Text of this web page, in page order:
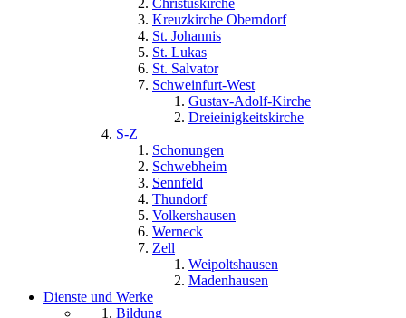
Christuskirche
Kreuzkirche Oberndorf
St. Johannis
St. Lukas
St. Salvator
Schweinfurt-West
Gustav-Adolf-Kirche
Dreieinigkeitskirche
S-Z
Schonungen
Schwebheim
Sennfeld
Thundorf
Volkershausen
Werneck
Zell
Weipoltshausen
Madenhausen
Dienste und Werke
Bildung